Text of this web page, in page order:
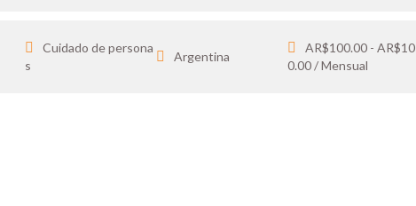
Cuidado de persona
s
Argentina
AR$100.00 - AR$10
0.00 / Mensual